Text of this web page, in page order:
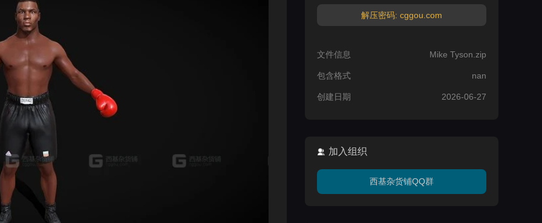
解压密码: cggou.com
文件信息 Mike Tyson.zip
包含格式 nan
创建日期 2026-06-27
加入组织
西基杂货铺QQ群